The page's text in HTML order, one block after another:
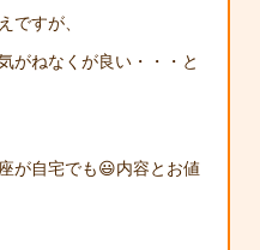
ですが、
がねなくが良い・・・と
が自宅でも😃内容とお値